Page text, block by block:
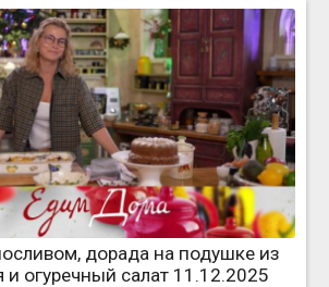
дорада на подушке из
и огуречный салат 11.12.2025